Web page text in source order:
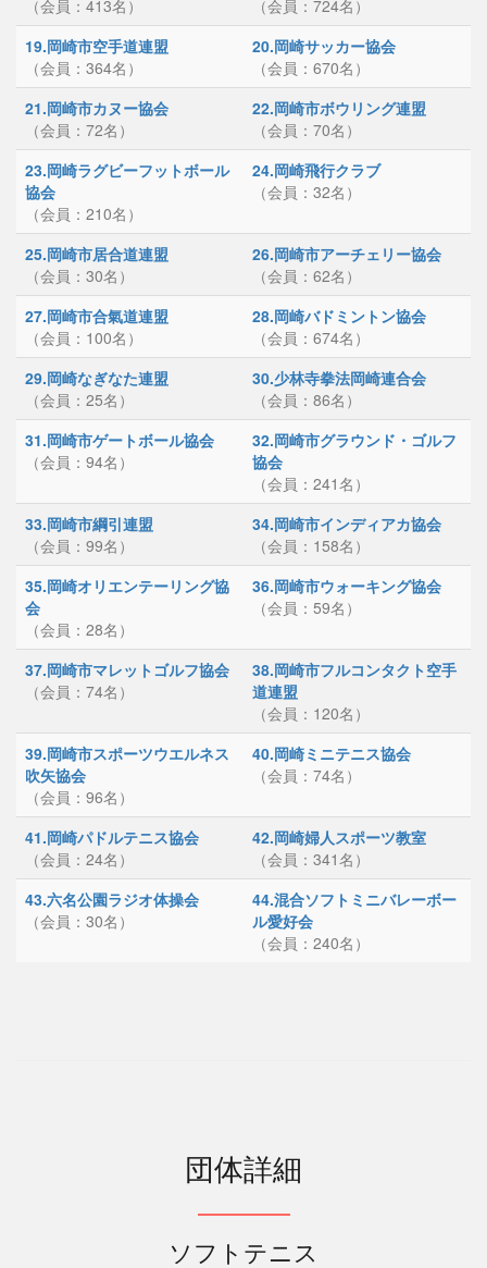
（会員：413名）
（会員：724名）
19.岡崎市空手道連盟
（会員：364名）
20.岡崎サッカー協会
（会員：670名）
21.岡崎市カヌー協会
（会員：72名）
22.岡崎市ボウリング連盟
（会員：70名）
23.岡崎ラグビーフットボール
協会
（会員：210名）
24.岡崎飛行クラブ
（会員：32名）
25.岡崎市居合道連盟
（会員：30名）
26.岡崎市アーチェリー協会
（会員：62名）
27.岡崎市合氣道連盟
（会員：100名）
28.岡崎バドミントン協会
（会員：674名）
29.岡崎なぎなた連盟
（会員：25名）
30.少林寺拳法岡崎連合会
（会員：86名）
31.岡崎市ゲートボール協会
（会員：94名）
32.岡崎市グラウンド・ゴルフ
協会
（会員：241名）
33.岡崎市綱引連盟
（会員：99名）
34.岡崎市インディアカ協会
（会員：158名）
35.岡崎オリエンテーリング協
会
（会員：28名）
36.岡崎市ウォーキング協会
（会員：59名）
37.岡崎市マレットゴルフ協会
（会員：74名）
38.岡崎市フルコンタクト空手
道連盟
（会員：120名）
39.岡崎市スポーツウエルネス
吹矢協会
（会員：96名）
40.岡崎ミニテニス協会
（会員：74名）
41.岡崎パドルテニス協会
（会員：24名）
42.岡崎婦人スポーツ教室
（会員：341名）
43.六名公園ラジオ体操会
（会員：30名）
44.混合ソフトミニバレーボー
ル愛好会
（会員：240名）
団体詳細
ソフトテニス